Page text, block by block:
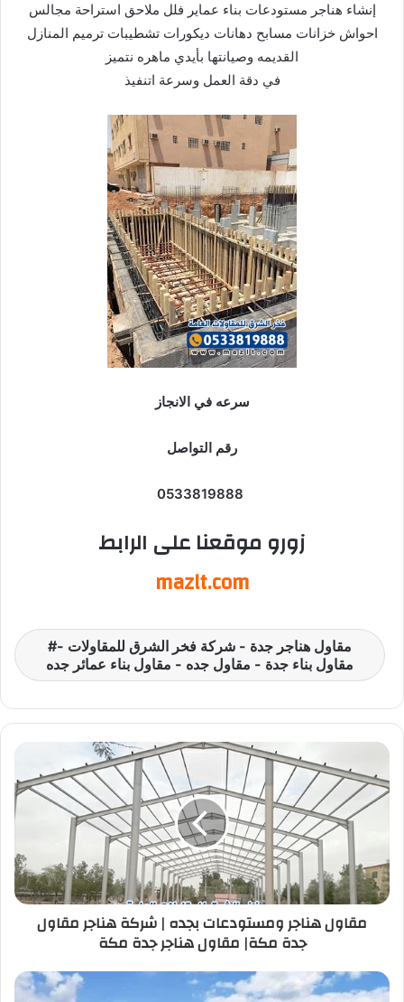
إنشاء هناجر مستودعات بناء عماير فلل ملاحق استراحة مجالس
احواش خزانات مسابح دهانات ديكورات تشطيبات ترميم المنازل
القديمه وصيانتها بأيدي ماهره نتميز
في دقة العمل وسرعة اتنفيذ
سرعه في الانجاز
رقم التواصل
0533819888
زورو موقعنا على الرابط
mazlt.com
مقاول هناجر جدة - شركة فخر الشرق للمقاولات -
مقاول بناء جدة - مقاول جده - مقاول بناء عمائر جده
مقاول هناجر ومستودعات بجده | شركة هناجر مقاول
جدة مكة| مقاول هناجر جدة مكة